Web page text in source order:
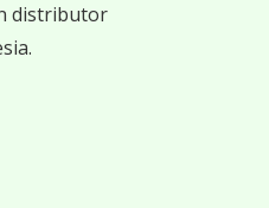
distributor